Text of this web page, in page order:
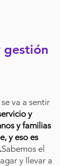
gestión
va a sentir
y
y familias
y eso es
Sabemos el
y llevar a